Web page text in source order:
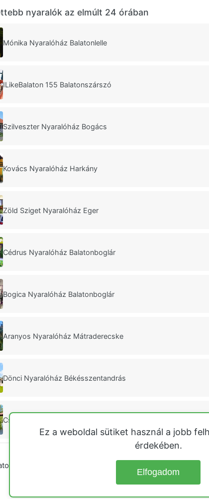
nyaralók az elmúlt 24 órában
Mónika Nyaralóház Balatonlelle
ILikeBalaton 155 Balatonszárszó
Szilveszter Nyaralóház Bogács
Kovács Nyaralóház Harkány
Zöld Sziget Nyaralóház Eger
Cédrus Nyaralóház Balatonboglár
Bogica Nyaralóház Balatonboglár
Aranyos Nyaralóház Mátraderecske
Dönci Nyaralóház Békésszentandrás
Csaba és Ricsi Ház Balatonlelle
nyaralók
Ez a weboldal sütiket használ a jobb
érdekében.
Elfogadom